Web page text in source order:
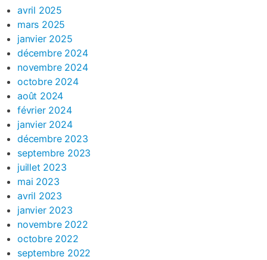
avril 2025
mars 2025
janvier 2025
décembre 2024
novembre 2024
octobre 2024
août 2024
février 2024
janvier 2024
décembre 2023
septembre 2023
juillet 2023
mai 2023
avril 2023
janvier 2023
novembre 2022
octobre 2022
septembre 2022